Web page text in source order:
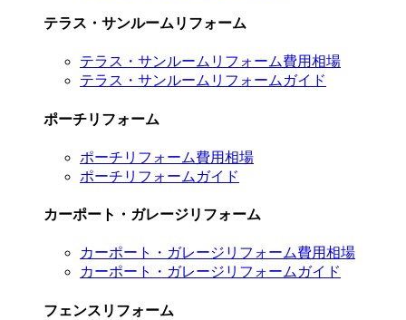
テラス・サンルームリフォーム
テラス・サンルームリフォーム費用相場
テラス・サンルームリフォームガイド
ポーチリフォーム
ポーチリフォーム費用相場
ポーチリフォームガイド
カーポート・ガレージリフォーム
カーポート・ガレージリフォーム費用相場
カーポート・ガレージリフォームガイド
フェンスリフォーム